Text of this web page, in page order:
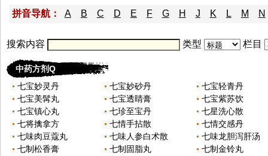
拼音导航： A B C D E F G H J K L M N
搜索内容 类型 栏目
中药方剂Q
七宝妙灵丹
七宝妙砂丹
七宝轻青丹
七宝美髯丸
七宝透睛膏
七宝紫苏饮
七宝镇心丸
七珍至宝丹
七星洗心散
七将擒拿方
七情手拈散
七情交感丹
七味肉豆蔻丸
七味人参白术散
七味龙胆泻肝汤
七制松香膏
七制固脂丸
七制金铃丸